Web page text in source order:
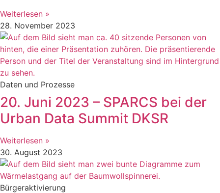
Weiterlesen »
28. November 2023
Daten und Prozesse
20. Juni 2023 – SPARCS bei der
Urban Data Summit DKSR
Weiterlesen »
30. August 2023
Bürgeraktivierung